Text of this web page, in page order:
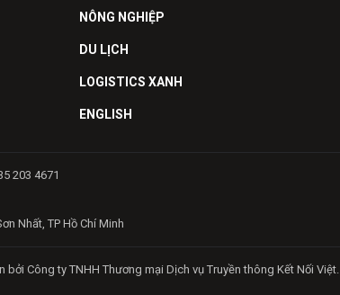
NÔNG NGHIỆP
DU LỊCH
LOGISTICS XANH
ENGLISH
203 4671
Nhất, TP Hồ Chí Minh
Công ty TNHH Thương mại Dịch vụ Truyền thông Kết Nối Việt.